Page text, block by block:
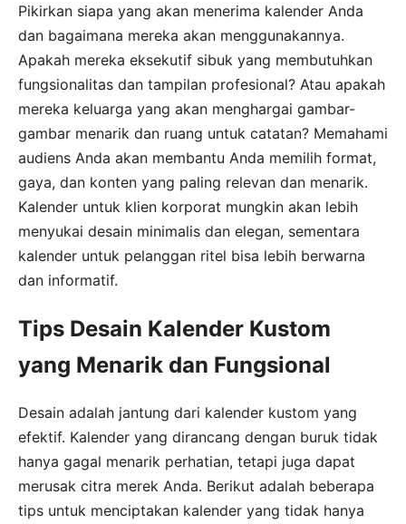
Pikirkan siapa yang akan menerima kalender Anda
dan bagaimana mereka akan menggunakannya.
Apakah mereka eksekutif sibuk yang membutuhkan
fungsionalitas dan tampilan profesional? Atau apakah
mereka keluarga yang akan menghargai gambar-
gambar menarik dan ruang untuk catatan? Memahami
audiens Anda akan membantu Anda memilih format,
gaya, dan konten yang paling relevan dan menarik.
Kalender untuk klien korporat mungkin akan lebih
menyukai desain minimalis dan elegan, sementara
kalender untuk pelanggan ritel bisa lebih berwarna
dan informatif.
Tips Desain Kalender Kustom
yang Menarik dan Fungsional
Desain adalah jantung dari kalender kustom yang
efektif. Kalender yang dirancang dengan buruk tidak
hanya gagal menarik perhatian, tetapi juga dapat
merusak citra merek Anda. Berikut adalah beberapa
tips untuk menciptakan kalender yang tidak hanya